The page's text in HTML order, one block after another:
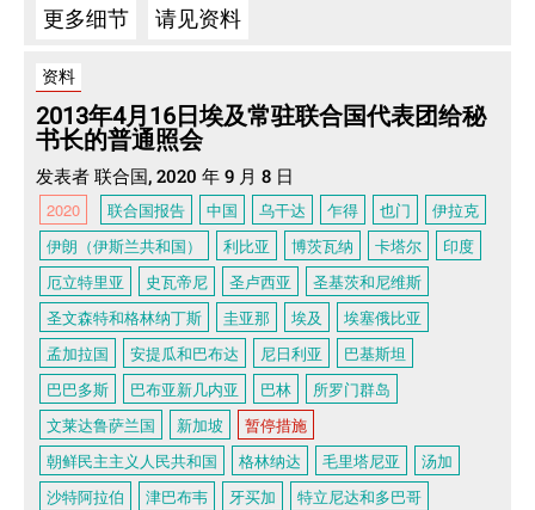
更多细节 请见资料
资料
2013年4月16日埃及常驻联合国代表团给秘
书长的普通照会
发表者 联合国, 2020 年 9 月 8 日
2020 联合国报告 中国 乌干达 乍得 也门
伊拉克
伊朗（伊斯兰共和国）
利比亚 博茨瓦纳 卡塔尔
印度
厄立特里亚
史瓦帝尼 圣卢西亚
圣基茨和尼维斯
圣文森特和格林纳丁斯
圭亚那 埃及
埃塞俄比亚
孟加拉国
安提瓜和巴布达 尼日利亚
巴基斯坦
巴巴多斯
巴布亚新几内亚 巴林
所罗门群岛
文莱达鲁萨兰国
新加坡
暂停措施
朝鲜民主主义人民共和国
格林纳达 毛里塔尼亚
汤加
沙特阿拉伯
津巴布韦 牙买加
特立尼达和多巴哥